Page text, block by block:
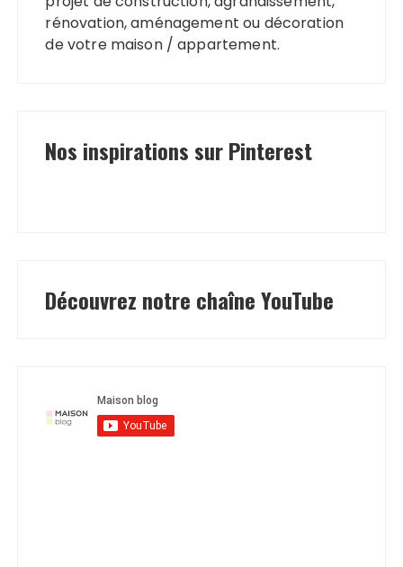
rénovation, aménagement ou décoration
de votre maison / appartement.
Nos inspirations sur Pinterest
Découvrez notre chaîne YouTube